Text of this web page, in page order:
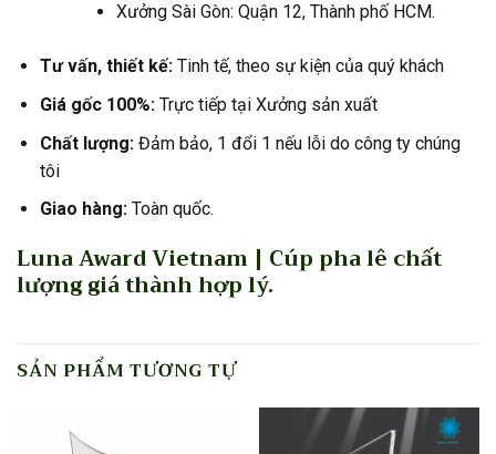
Xưởng Sài Gòn: Quận 12, Thành phố HCM.
Tư vấn, thiết kế:Tinh tế, theo sự kiện của quý khách
Giá gốc 100%:Trực tiếp tại Xưởng sản xuất
Chất lượng:Đảm bảo, 1 đổi 1 nếu lỗi do công ty chúng
tôi
Giao hàng:Toàn quốc.
Luna Award Vietnam | Cúp pha lê chất
lượng giá thành hợp lý.
SẢN PHẨM TƯƠNG TỰ